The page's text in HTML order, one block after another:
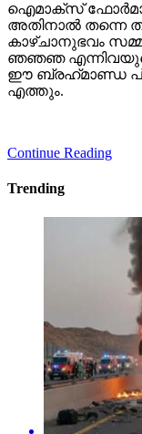
ഐമാക്‌സ്
അതിനാല്‍ തന്നെ
കാഴ്ചാനുഭവം
ഞഞഞ
ഈ ബ്രഹ്‌മാണ്ഡ
എത്തും.
Continue Reading
Trending